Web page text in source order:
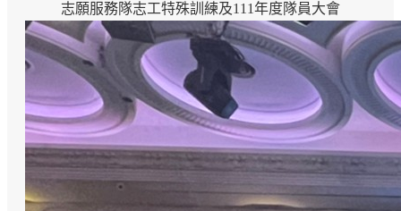
志願服務隊志工特殊訓練及111年度隊員大會